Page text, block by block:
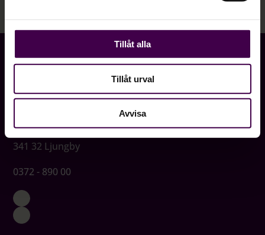
Tillåt alla
Tillåt urval
Avvisa
Långgatan 19
341 32 Ljungby
0372 - 890 00